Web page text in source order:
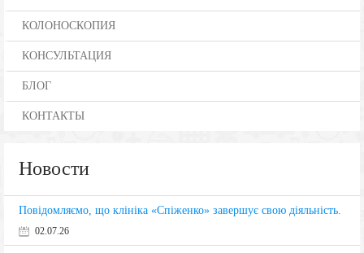
КОЛОНОСКОПИЯ
КОНСУЛЬТАЦИЯ
БЛОГ
КОНТАКТЫ
Новости
Повідомляємо, що клініка «Спіженко» завершує свою діяльність.
02.07.26